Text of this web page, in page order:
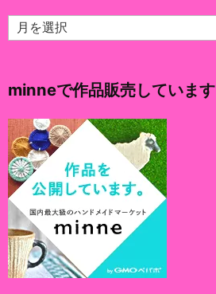
ア
ー
ブ
minneで作品販売しています